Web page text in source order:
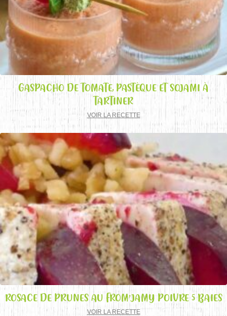
GASPACHO DE TOMATE, PASTÈQUE ET SOJAMI À
TARTINER
VOIR LA RECETTE
ROSACE DE PRUNES AU FROM’JAMY POIVRE 5 BAIES
VOIR LA RECETTE